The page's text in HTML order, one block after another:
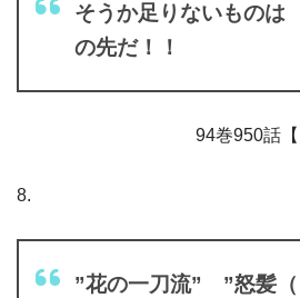
そうか足りないもの
の先だ！！
94巻950話
8.
”花の一刀流” ”怒髪